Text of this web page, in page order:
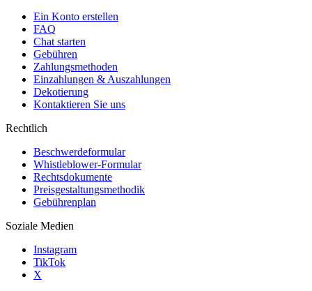
Ein Konto erstellen
FAQ
Chat starten
Gebühren
Zahlungsmethoden
Einzahlungen & Auszahlungen
Dekotierung
Kontaktieren Sie uns
Rechtlich
Beschwerdeformular
Whistleblower-Formular
Rechtsdokumente
Preisgestaltungsmethodik
Gebührenplan
Soziale Medien
Instagram
TikTok
X